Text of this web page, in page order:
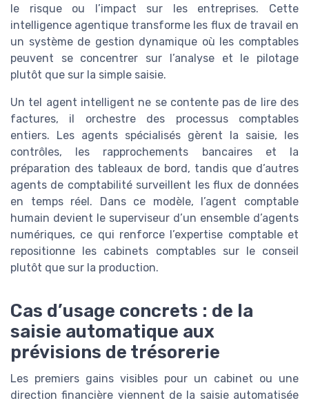
le risque ou l’impact sur les entreprises. Cette
intelligence agentique transforme les flux de travail en
un système de gestion dynamique où les comptables
peuvent se concentrer sur l’analyse et le pilotage
plutôt que sur la simple saisie.
Un tel agent intelligent ne se contente pas de lire des
factures, il orchestre des processus comptables
entiers. Les agents spécialisés gèrent la saisie, les
contrôles, les rapprochements bancaires et la
préparation des tableaux de bord, tandis que d’autres
agents de comptabilité surveillent les flux de données
en temps réel. Dans ce modèle, l’agent comptable
humain devient le superviseur d’un ensemble d’agents
numériques, ce qui renforce l’expertise comptable et
repositionne les cabinets comptables sur le conseil
plutôt que sur la production.
Cas d’usage concrets : de la
saisie automatique aux
prévisions de trésorerie
Les premiers gains visibles pour un cabinet ou une
direction financière viennent de la saisie automatisée